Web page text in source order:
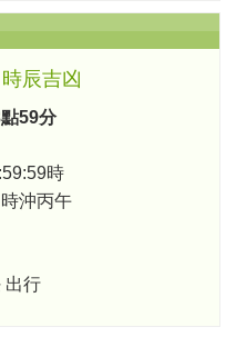
辰吉凶
59分
時
時沖丙午
出行